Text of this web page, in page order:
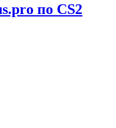
по CS2